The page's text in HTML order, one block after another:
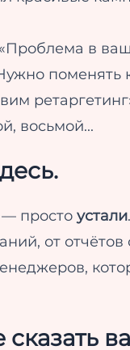
в
поменять
восьмой...
— простоустали.
от
сказать